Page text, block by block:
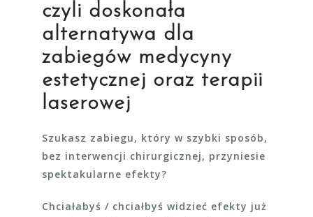
czyli doskonała
alternatywa dla
zabiegów medycyny
estetycznej oraz terapii
laserowej
Szukasz zabiegu, który w szybki sposób,
bez interwencji chirurgicznej, przyniesie
spektakularne efekty?
Chciałabyś / chciałbyś widzieć efekty już